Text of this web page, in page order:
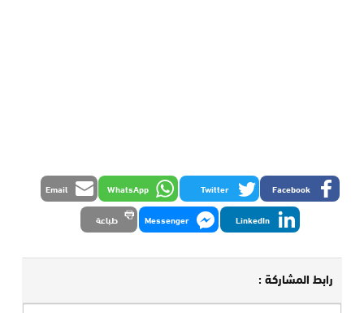
Facebook
Twitter
WhatsApp
Email
LinkedIn
Messenger طباعة
رابط المشاركة :